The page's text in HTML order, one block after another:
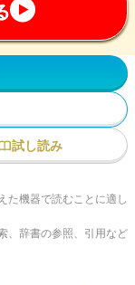
試し読み
た機器で読むことに適し
、辞書の参照、引用など